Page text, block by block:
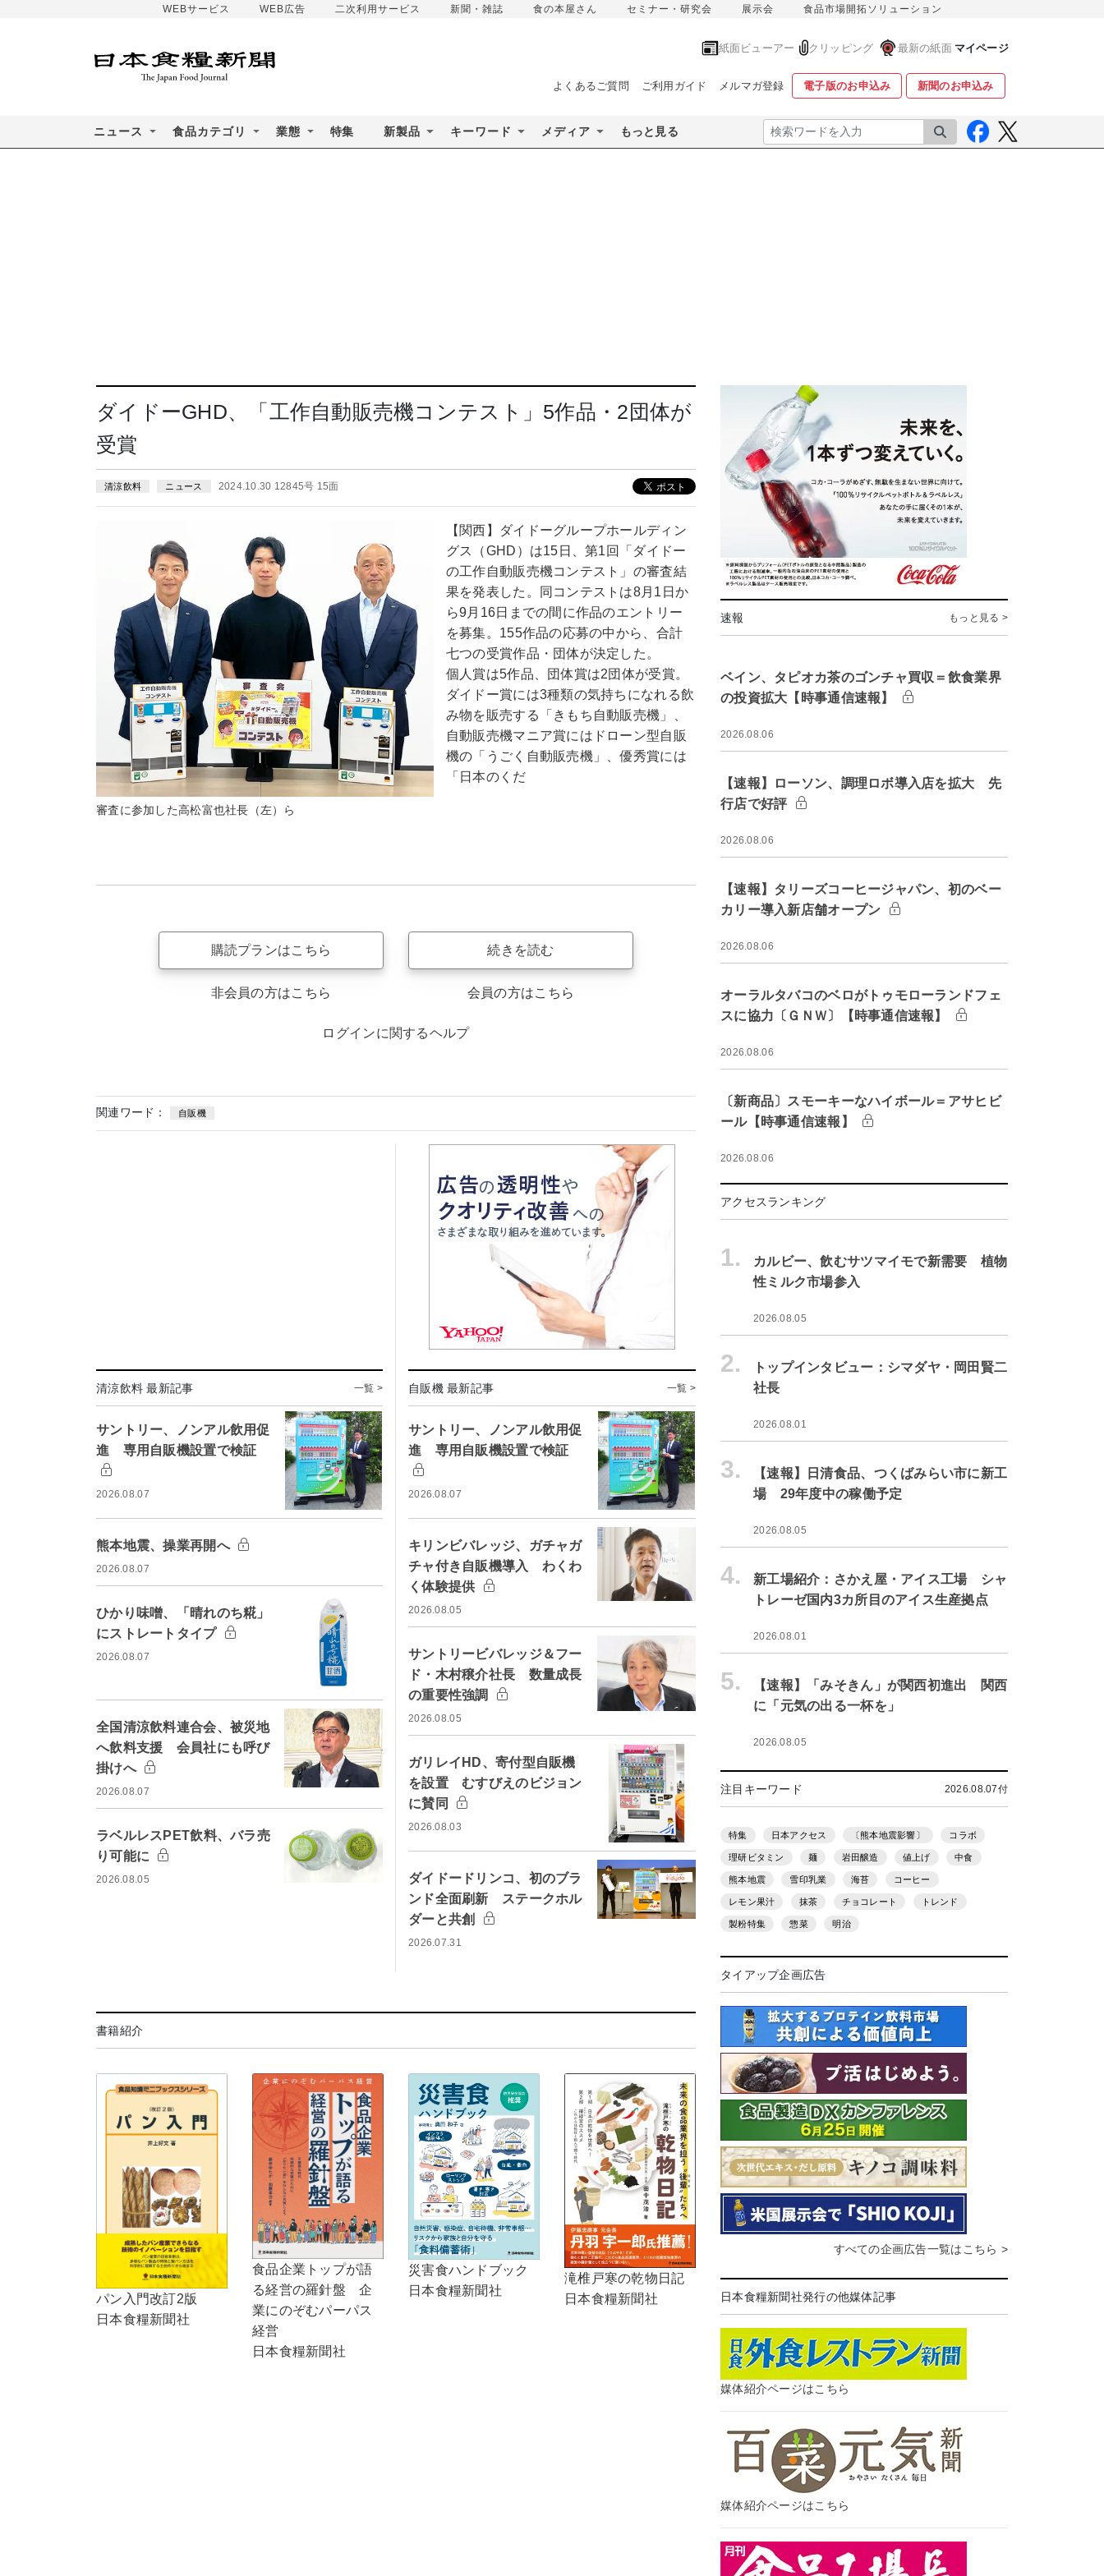
WEBサービス WEB広告 二次利用サービス 新聞・雑誌 食の本屋さん セミナー・研究会 展示会 食品市場開拓ソリューション
紙面ビューアー クリッピング 最新の紙面 マイページ
よくあるご質問 ご利用ガイド メルマガ登録 電子版のお申込み 新聞のお申込み
ニュース 食品カテゴリ 業態 特集 新製品 キーワード メディア もっと見る 検索
ダイドーGHD、「工作自動販売機コンテスト」5作品・2団体が
受賞
清涼飲料 ニュース 2024.10.30 12845号 15面
審査に参加した高松富也社長（左）ら
【関西】ダイドーグループホールディン
グス（GHD）は15日、第1回「ダイドー
の工作自動販売機コンテスト」の審査結
果を発表した。同コンテストは8月1日か
ら9月16日までの間に作品のエントリー
を募集。155作品の応募の中から、合計
七つの受賞作品・団体が決定した。
個人賞は5作品、団体賞は2団体が受賞。
ダイドー賞には3種類の気持ちになれる飲
み物を販売する「きもち自動販売機」、
自動販売機マニア賞にはドローン型自販
機の「うごく自動販売機」、優秀賞には
「日本のくだ
購読プランはこちら
非会員の方はこちら
続きを読む
会員の方はこちら
ログインに関するヘルプ
関連ワード： 自販機
清涼飲料 最新記事 一覧 >
サントリー、ノンアル飲用促
進 専用自販機設置で検証
2026.08.07
熊本地震、操業再開へ
2026.08.07
ひかり味噌、「晴れのち糀」
にストレートタイプ
2026.08.07
全国清涼飲料連合会、被災地
へ飲料支援 会員社にも呼び
掛けへ
2026.08.07
ラベルレスPET飲料、バラ売
り可能に
2026.08.05
自販機 最新記事 一覧 >
サントリー、ノンアル飲用促
進 専用自販機設置で検証
2026.08.07
キリンビバレッジ、ガチャガ
チャ付き自販機導入 わくわ
く体験提供
2026.08.05
サントリービバレッジ＆フー
ド・木村穣介社長 数量成長
の重要性強調
2026.08.05
ガリレイHD、寄付型自販機
を設置 むすびえのビジョン
に賛同
2026.08.03
ダイドードリンコ、初のブラ
ンド全面刷新 ステークホル
ダーと共創
2026.07.31
書籍紹介
パン入門改訂2版
日本食糧新聞社
食品企業トップが語
る経営の羅針盤 企
業にのぞむパーパス
経営
日本食糧新聞社
災害食ハンドブック
日本食糧新聞社
滝椎戸寒の乾物日記
日本食糧新聞社
速報 もっと見る >
ベイン、タピオカ茶のゴンチャ買収＝飲食業界
の投資拡大【時事通信速報】
2026.08.06
【速報】ローソン、調理ロボ導入店を拡大 先
行店で好評
2026.08.06
【速報】タリーズコーヒージャパン、初のベー
カリー導入新店舗オープン
2026.08.06
オーラルタバコのベロがトゥモローランドフェ
スに協力〔ＧＮＷ〕【時事通信速報】
2026.08.06
〔新商品〕スモーキーなハイボール＝アサヒビ
ール【時事通信速報】
2026.08.06
アクセスランキング
1.
カルビー、飲むサツマイモで新需要 植物
性ミルク市場参入
2026.08.05
2.
トップインタビュー：シマダヤ・岡田賢二
社長
2026.08.01
3.
【速報】日清食品、つくばみらい市に新工
場 29年度中の稼働予定
2026.08.05
4.
新工場紹介：さかえ屋・アイス工場 シャ
トレーゼ国内3カ所目のアイス生産拠点
2026.08.01
5.
【速報】「みそきん」が関西初進出 関西
に「元気の出る一杯を」
2026.08.05
注目キーワード 2026.08.07付
特集 日本アクセス 〔熊本地震影響〕 コラボ
理研ビタミン 麺 岩田醸造 値上げ 中食
熊本地震 雪印乳業 海苔 コーヒー
レモン果汁 抹茶 チョコレート トレンド
製粉特集 惣菜 明治
タイアップ企画広告
すべての企画広告一覧はこちら >
日本食糧新聞社発行の他媒体記事
媒体紹介ページはこちら
媒体紹介ページはこちら